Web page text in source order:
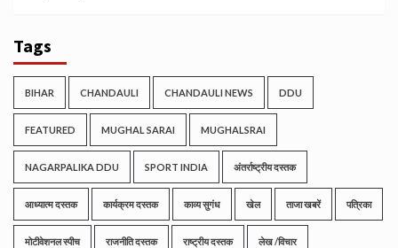
Tags
BIHAR CHANDAULI CHANDAULI NEWS DDU
FEATURED MUGHAL SARAI MUGHALSRAI
NAGARPALIKA DDU SPORT INDIA अंतर्राष्ट्रीय दस्तक
आध्यात्म दस्तक कार्यक्रम दस्तक काव्य सुगंध खेल ताजा खबरें पत्रिका
मोटीवेशनल स्पीच राजनीति दस्तक राष्ट्रीय दस्तक लेख /विचार